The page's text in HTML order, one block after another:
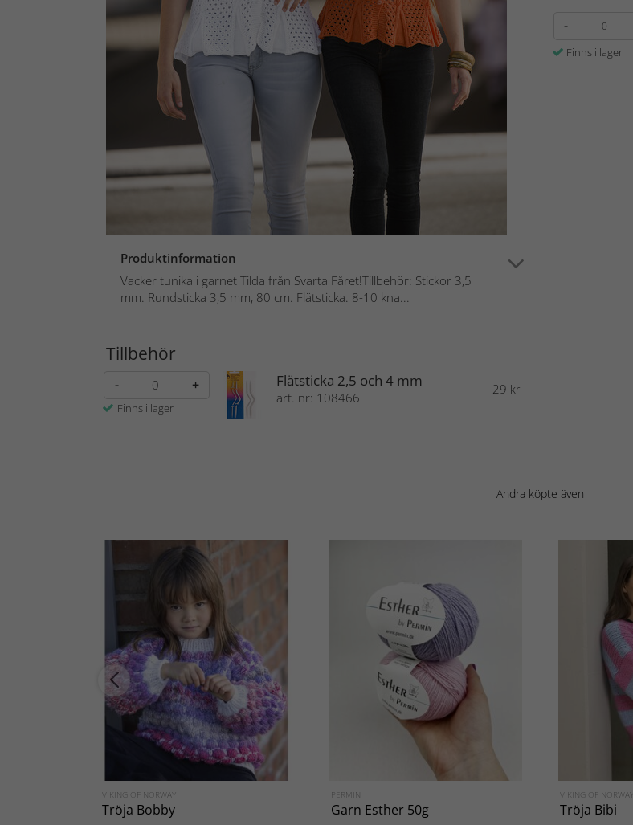
Produktinformation
Vacker tunika i garnet Tilda från Svarta Fåret!Tillbehör: Stickor 3,5
mm. Rundsticka 3,5 mm, 80 cm. Flätsticka. 8-10 kna...
-
Finns i lager
Tillbehör
- +
Finns i lager
Flätsticka 2,5 och 4 mm
art. nr: 108466
29 kr
Andra köpte även
VIKING OF NORWAY
Tröja Bobby
PERMIN
Garn Esther 50g
VIKING OF NORWAY
Tröja Bibi